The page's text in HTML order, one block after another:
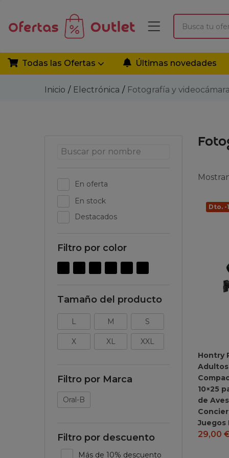
Todas las Ofertas Últimas novedades
Inicio Electrónica Fotografía y
En oferta
En stock
Destacados
Filtro por color
Tamaño del producto
L M S
X XL XXL
Filtro por Marca
Oral-B
Filtro por descuento
Más de 10% descuento
Dto. -
Hontry
Adultos
10×25
de
Juegos
29,00